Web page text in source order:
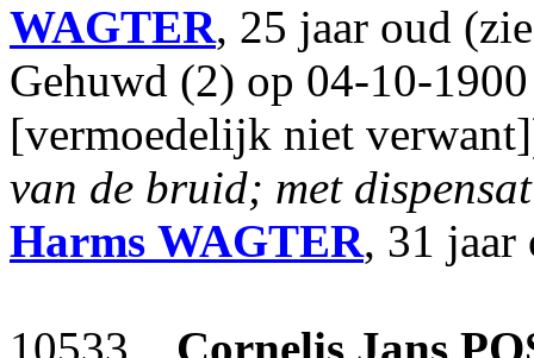
WAGTER, 25 jaar oud
Gehuwd (2) op 04-10-
[vermoedelijk niet
van de bruid; met
Harms WAGTER, 31 jaar